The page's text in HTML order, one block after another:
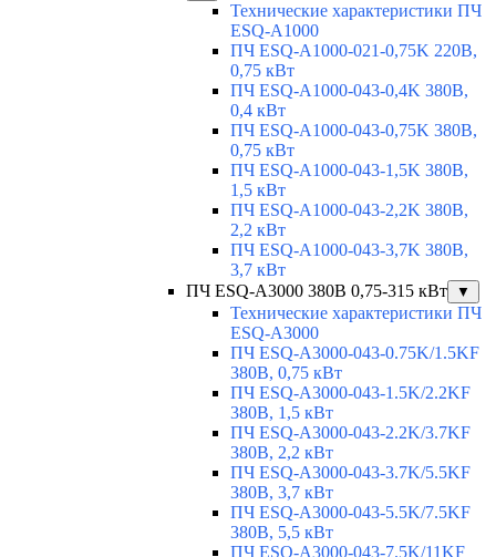
Технические характеристики ПЧ
ESQ-A1000
ПЧ ESQ-A1000-021-0,75K 220В,
0,75 кВт
ПЧ ESQ-A1000-043-0,4K 380В,
0,4 кВт
ПЧ ESQ-A1000-043-0,75K 380В,
0,75 кВт
ПЧ ESQ-A1000-043-1,5K 380В,
1,5 кВт
ПЧ ESQ-A1000-043-2,2K 380В,
2,2 кВт
ПЧ ESQ-A1000-043-3,7K 380В,
3,7 кВт
ПЧ ESQ-A3000 380В 0,75-315 кВт
▼
Технические характеристики ПЧ
ESQ-A3000
ПЧ ESQ-A3000-043-0.75K/1.5KF
380В, 0,75 кВт
ПЧ ESQ-A3000-043-1.5K/2.2KF
380В, 1,5 кВт
ПЧ ESQ-A3000-043-2.2K/3.7KF
380В, 2,2 кВт
ПЧ ESQ-A3000-043-3.7K/5.5KF
380В, 3,7 кВт
ПЧ ESQ-A3000-043-5.5K/7.5KF
380В, 5,5 кВт
ПЧ ESQ-A3000-043-7.5K/11KF